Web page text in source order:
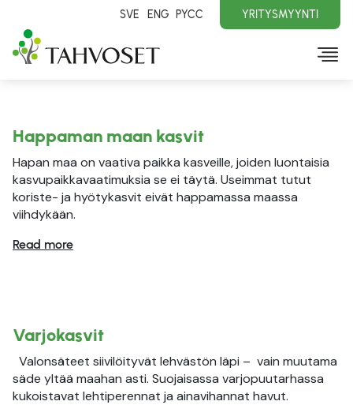
SVE ENG PYCC YRITYSMYYNTI
Happaman maan kasvit
Hapan maa on vaativa paikka kasveille, joiden luontaisia
kasvupaikkavaatimuksia se ei täytä. Useimmat tutut
koriste- ja hyötykasvit eivät happamassa maassa
viihdykään.
Read more
Varjokasvit
Valonsäteet siivilöityvät lehvästön läpi – vain muutama
säde yltää maahan asti. Suojaisassa varjopuutarhassa
kukoistavat lehtiperennat ja ainavihannat havut.